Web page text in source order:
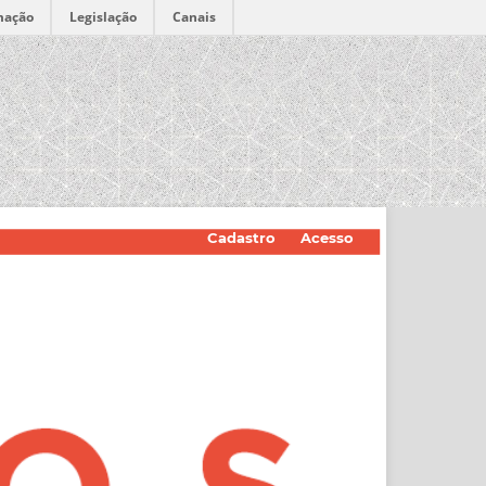
Legislação Canais
Cadastro Acesso